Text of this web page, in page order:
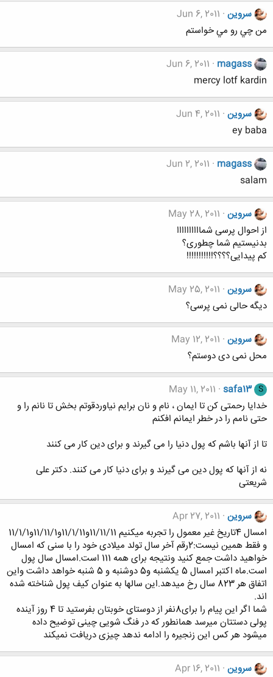
سروین Jun 6, 2011
من چي رو مي خواستم
magass
Jun 6, 2011
mercy lotf kardin
سروین Jun 4, 2011
ey baba
magass
Jun 2, 2011
salam
سروین May 28, 2011
از احوال پرسی شماااااااااا
بدنیستیم شما چطوری؟
کم پیدایی؟؟؟؟!!!!!!!!!!!
سروین May 25, 2011
دیگه حالی نمی پرسی؟
سروین May 12, 2011
محل نمی دی دوستم؟
S
safa13
May 11, 2011
خدایا رحمتی کن تا ایمان ، نام و نان برایم نیاوردقوتم بخش تا نانم را و
حتی نامم را در خطر ایمانم افکنم
تا از آنها باشم که پول دنیا را می گیرند و برای دین کار می کنند
نه از آنها که پول دین می گیرند و برای دنیا کار می کنند. دکتر علی
شریعتی
سروین Apr 27, 2011
امسال 4تاریخ غیر معمول را تجربه میکنیم 11/11/11و11/1/11و11/11/1و11/1/1
و فقط همین نیست:2رقم آخر سال تولد میلادی خود را با سنی که امسال
خواهید داشت جمع کنید ونتیجه برای همه 111 است.امسال سال پول
است.ماه اکتبر امسال 5 یکشنبه و5 دوشنبه و 5 شنبه خواهد داشت واین
اتفاق هر 823 سال رخ میدهد.این سالها به عنوان کیف پول شناخته شده
اند.
شما اگر این پیام را برای8نفر از دوستای خوبتان بفرستید تا 4 روز آینده
پولی دستتان میرسد همانطور که در فنگ شویی چینی توضیح داده
میشود هر کس این زنجیره را ادامه ندهد چیزی دریافت نمیکند
سروین Apr 16, 2011